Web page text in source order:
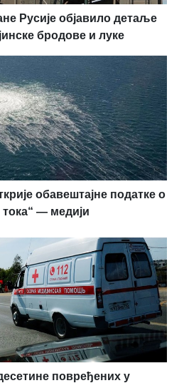
Русије објавило детаље
бродове и луке
обавештајне податке о
— медији
повређених у